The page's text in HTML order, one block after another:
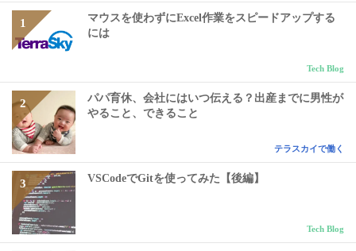
マウスを使わずにExcel作業をスピードアップする
には
Tech Blog
パパ育休、会社にはいつ伝える？出産までに男性が
やること、できること
テラスカイで働く
VSCodeでGitを使ってみた【後編】
Tech Blog